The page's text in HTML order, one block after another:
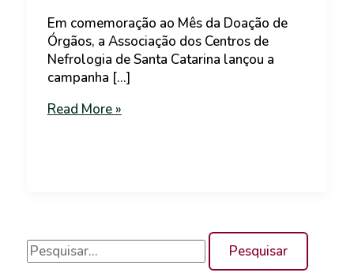
Em comemoração ao Mês da Doação de
Órgãos, a Associação dos Centros de
Nefrologia de Santa Catarina lançou a
campanha […]
Read More »